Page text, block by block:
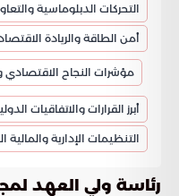
التحركات الدبلوماسية
أمن الطاقة والريادة
مؤشرات النجاح الاقتصادي
أبرز القرارات والاتفاقيات
التنظيمات الإدارية والمالية
رئاسة ولي العهد